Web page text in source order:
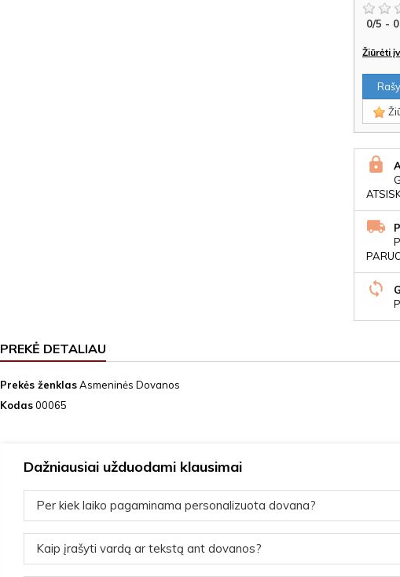
0/5 - 0
Žiūrėti
PREKĖ DETALIAU
Prekės ženklasAsmeninės Dovanos
Kodas00065
Dažniausiai užduodami klausimai
Per kiek laiko pagaminama personalizuota dovana?
Kaip įrašyti vardą ar tekstą ant dovanos?